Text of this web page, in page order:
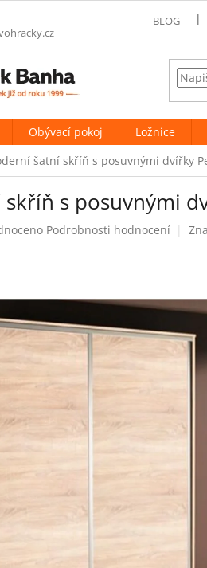
BLOG
Obývací pokoj Ložnice
šatní skříň s posuvnými dvířky
s posuvnými
Podrobnosti hodnocení